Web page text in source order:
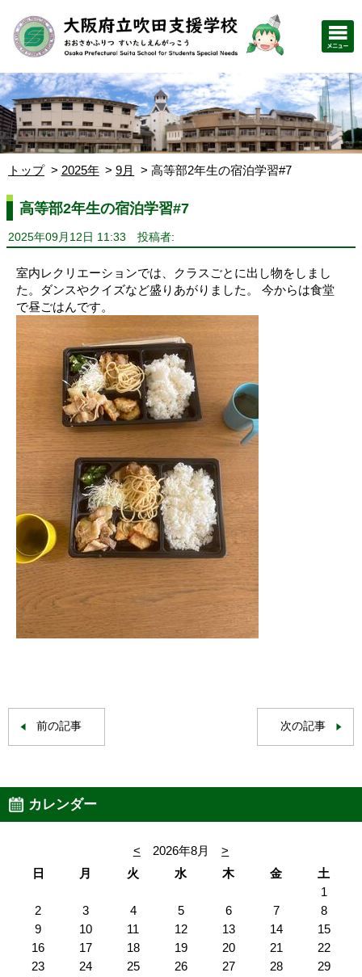
トップ 2025年 9月 高等部2年生の宿泊学習#7
高等部2年生の宿泊学習#7
2025年09月12日 11:33 投稿者:
室内レクリエーションでは、クラスごとに出し物をしまし
た。ダンスやクイズなど盛りあがりました。 今からは食堂
で昼ごはんです。
前の記事 次の記事
カレンダー
< 2026年8月
>
日
月 火 水 木 金
土
1
2
3 4 5 6 7
8
9
10 11 12 13 14
15
16
17 18 19 20 21
22
23
24 25 26 27 28
29